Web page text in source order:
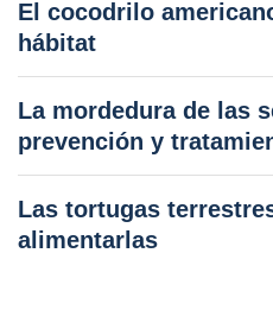
El cocodrilo
hábitat
La mordedura de las
prevención y
Las tortugas
alimentarlas